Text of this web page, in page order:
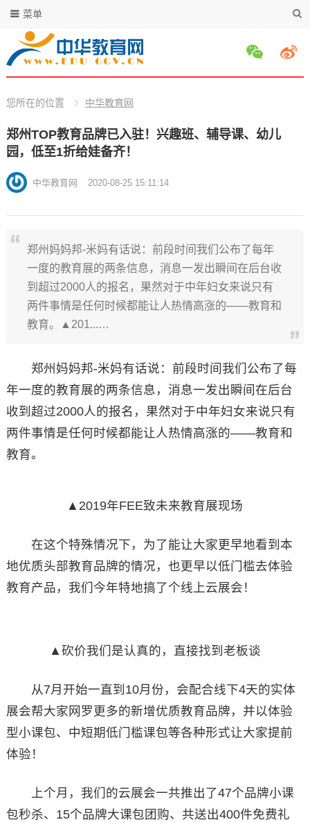
菜单
您所在的位置 中华教育网
郑州TOP教育品牌已入驻！兴趣班、辅导课、幼儿
园，低至1折给娃备齐！
中华教育网 2020-08-25 15:11:14
郑州妈妈邦-米妈有话说：前段时间我们公布了每年
一度的教育展的两条信息，消息一发出瞬间在后台收
到超过2000人的报名，果然对于中年妇女来说只有
两件事情是任何时候都能让人热情高涨的——教育和
教育。▲201...…
郑州妈妈邦-米妈有话说：前段时间我们公布了每
年一度的教育展的两条信息，消息一发出瞬间在后台
收到超过2000人的报名，果然对于中年妇女来说只有
两件事情是任何时候都能让人热情高涨的——教育和
教育。
▲2019年FEE致未来教育展现场
在这个特殊情况下，为了能让大家更早地看到本
地优质头部教育品牌的情况，也更早以低门槛去体验
教育产品，我们今年特地搞了个线上云展会！
▲砍价我们是认真的，直接找到老板谈
从7月开始一直到10月份，会配合线下4天的实体
展会帮大家网罗更多的新增优质教育品牌，并以体验
型小课包、中短期低门槛课包等各种形式让大家提前
体验！
上个月，我们的云展会一共推出了47个品牌小课
包秒杀、15个品牌大课包团购、共送出400件免费礼